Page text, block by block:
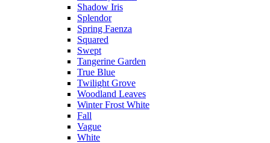
Shadow Iris
Splendor
Spring Faenza
Squared
Swept
Tangerine Garden
True Blue
Twilight Grove
Woodland Leaves
Winter Frost White
Fall
Vague
White